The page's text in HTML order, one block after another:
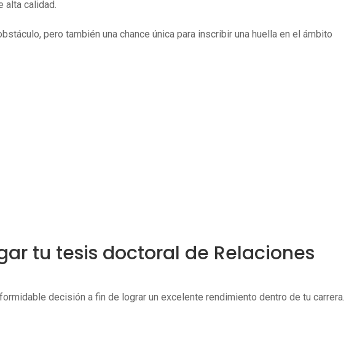
alta calidad.
pero también una chance única para inscribir una huella en el ámbito
tu tesis doctoral de Relaciones
decisión a fin de lograr un excelente rendimiento dentro de tu carrera.